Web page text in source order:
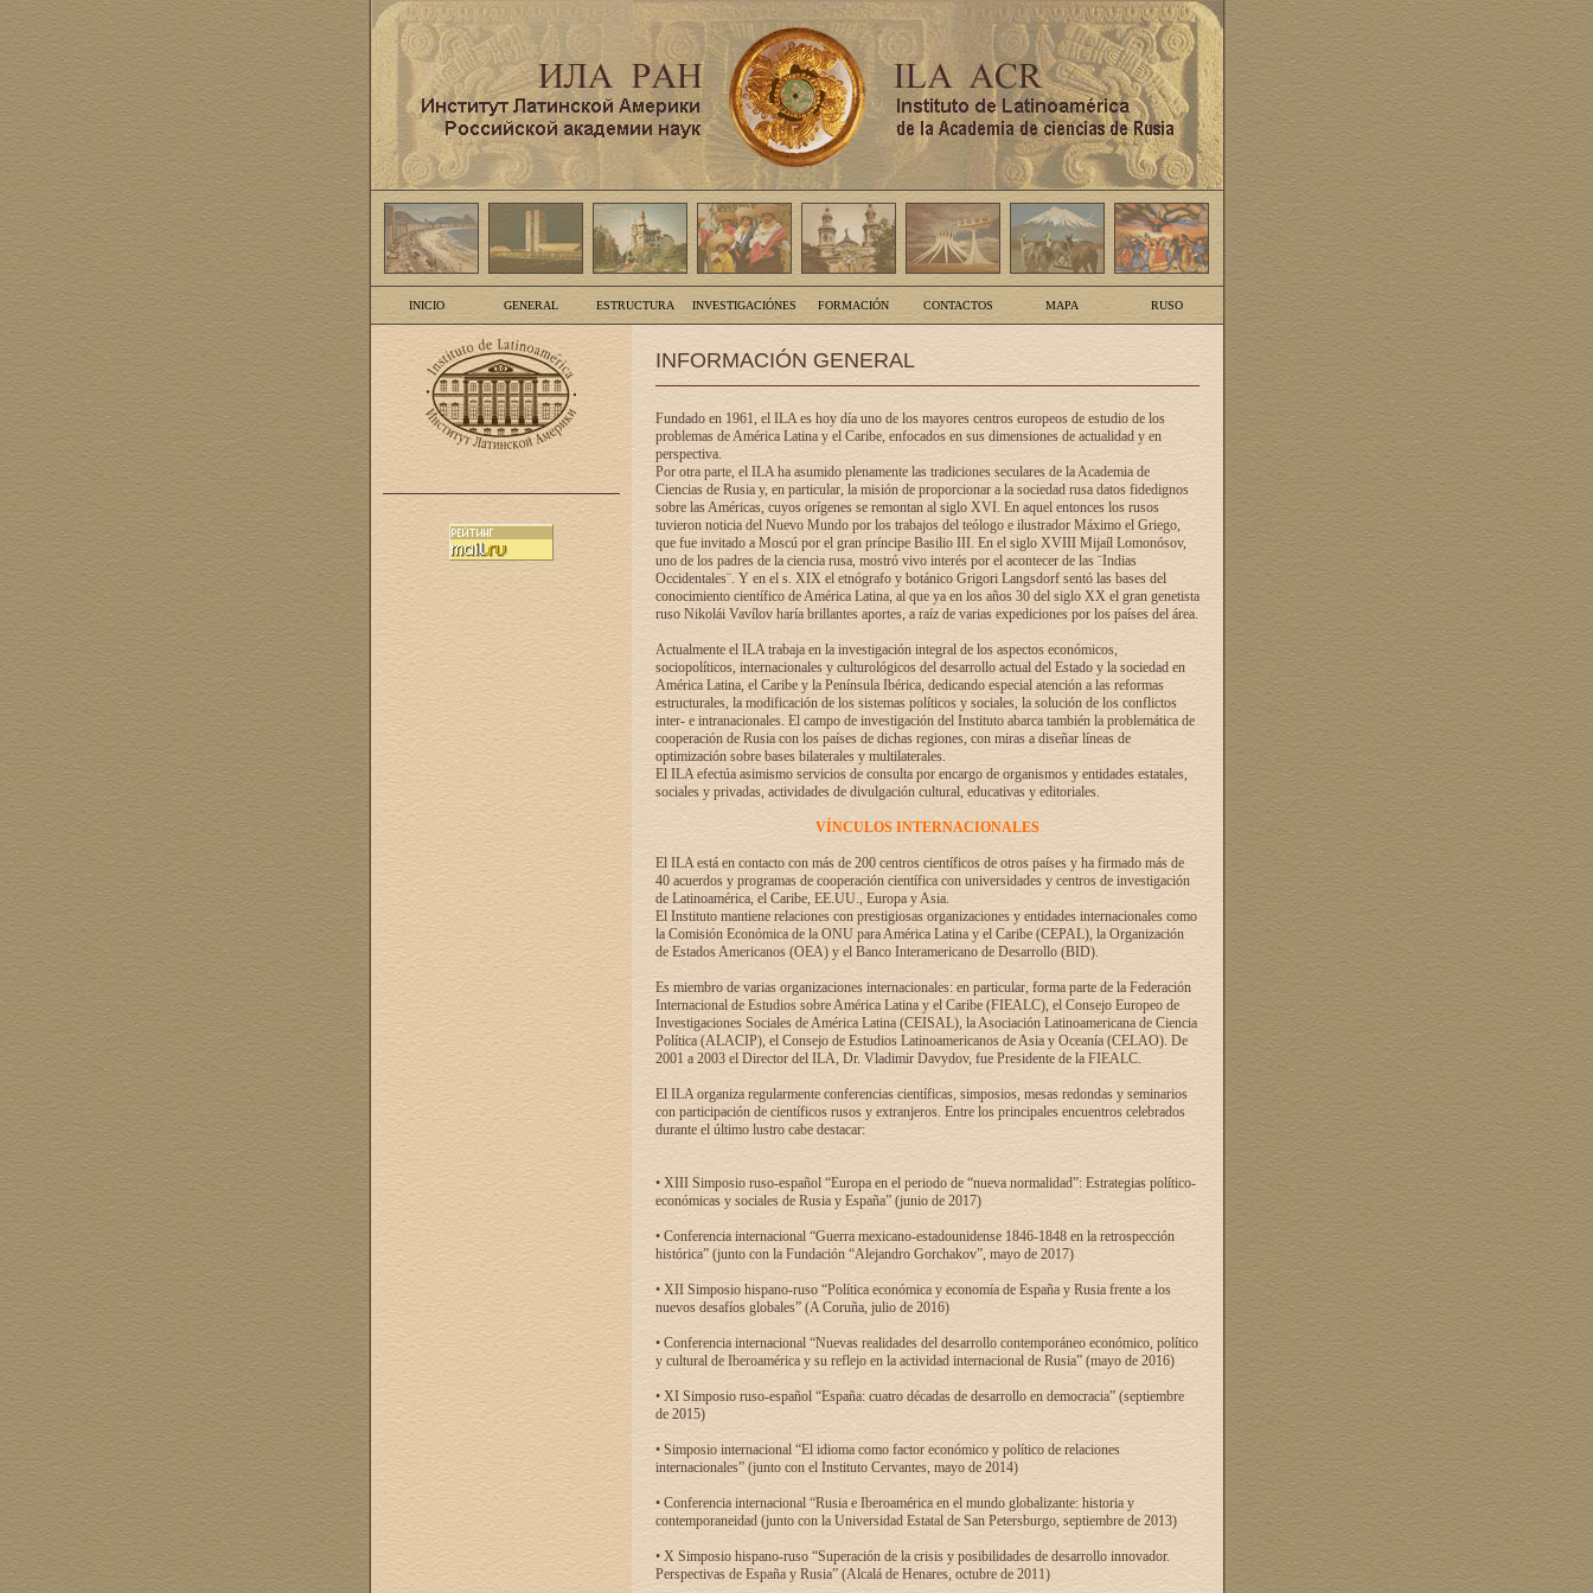
INICIO GENERAL ESTRUCTURA INVESTIGACIÓNES FORMACIÓN CONTACTOS MAPA RUSO
INFORMACIÓN GENERAL
Fundado en 1961, el ILA es hoy día uno de los mayores centros europeos de estudio de los
problemas de América Latina y el Caribe, enfocados en sus dimensiones de actualidad y en
perspectiva.
Por otra parte, el ILA ha asumido plenamente las tradiciones seculares de la Academia de
Ciencias de Rusia y, en particular, la misión de proporcionar a la sociedad rusa datos fidedignos
sobre las Américas, cuyos orígenes se remontan al siglo XVI. En aquel entonces los rusos
tuvieron noticia del Nuevo Mundo por los trabajos del teólogo e ilustrador Máximo el Griego,
que fue invitado a Moscú por el gran príncipe Basilio III. En el siglo XVIII Mijaíl Lomonósov,
uno de los padres de la ciencia rusa, mostró vivo interés por el acontecer de las ¨Indias
Occidentales¨. Y en el s. XIX el etnógrafo y botánico Grigori Langsdorf sentó las bases del
conocimiento científico de América Latina, al que ya en los años 30 del siglo XX el gran genetista
ruso Nikolái Vavílov haría brillantes aportes, a raíz de varias expediciones por los países del área.
Actualmente el ILA trabaja en la investigación integral de los aspectos económicos,
sociopolíticos, internacionales y culturológicos del desarrollo actual del Estado y la sociedad en
América Latina, el Caribe y la Península Ibérica, dedicando especial atención a las reformas
estructurales, la modificación de los sistemas políticos y sociales, la solución de los conflictos
inter- e intranacionales. El campo de investigación del Instituto abarca también la problemática de
cooperación de Rusia con los países de dichas regiones, con miras a diseñar líneas de
optimización sobre bases bilaterales y multilaterales.
El ILA efectúa asimismo servicios de consulta por encargo de organismos y entidades estatales,
sociales y privadas, actividades de divulgación cultural, educativas y editoriales.
VÍNCULOS INTERNACIONALES
El ILA está en contacto con más de 200 centros científicos de otros países y ha firmado más de
40 acuerdos y programas de cooperación científica con universidades y centros de investigación
de Latinoamérica, el Caribe, EE.UU., Europa y Asia.
El Instituto mantiene relaciones con prestigiosas organizaciones y entidades internacionales como
la Comisión Económica de la ONU para América Latina y el Caribe (CEPAL), la Organización
de Estados Americanos (OEA) y el Banco Interamericano de Desarrollo (BID).
Es miembro de varias organizaciones internacionales: en particular, forma parte de la Federación
Internacional de Estudios sobre América Latina y el Caribe (FIEALC), el Consejo Europeo de
Investigaciones Sociales de América Latina (CEISAL), la Asociación Latinoamericana de Ciencia
Política (ALACIP), el Consejo de Estudios Latinoamericanos de Asia y Oceanía (CELAO). De
2001 a 2003 el Director del ILA, Dr. Vladimir Davydov, fue Presidente de la FIEALC.
El ILA organiza regularmente conferencias científicas, simposios, mesas redondas y seminarios
con participación de científicos rusos y extranjeros. Entre los principales encuentros celebrados
durante el último lustro cabe destacar:
• XIII Simposio ruso-español “Europa en el periodo de “nueva normalidad”: Estrategias político-
económicas y sociales de Rusia y España” (junio de 2017)
• Conferencia internacional “Guerra mexicano-estadounidense 1846-1848 en la retrospección
histórica” (junto con la Fundación “Alejandro Gorchakov”, mayo de 2017)
• XII Simposio hispano-ruso “Política económica y economía de España y Rusia frente a los
nuevos desafíos globales” (A Coruña, julio de 2016)
• Conferencia internacional “Nuevas realidades del desarrollo contemporáneo económico, político
y cultural de Iberoamérica y su reflejo en la actividad internacional de Rusia” (mayo de 2016)
• XI Simposio ruso-español “España: cuatro décadas de desarrollo en democracia” (septiembre
de 2015)
• Simposio internacional “El idioma como factor económico y político de relaciones
internacionales” (junto con el Instituto Cervantes, mayo de 2014)
• Conferencia internacional “Rusia e Iberoamérica en el mundo globalizante: historia y
contemporaneidad (junto con la Universidad Estatal de San Petersburgo, septiembre de 2013)
• X Simposio hispano-ruso “Superación de la crisis y posibilidades de desarrollo innovador.
Perspectivas de España y Rusia” (Alcalá de Henares, octubre de 2011)